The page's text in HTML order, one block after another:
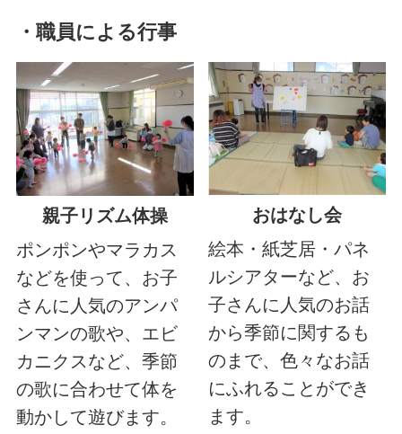
・職員による行事
親子リズム体操
ポンポンやマラカス
などを使って、お子
さんに人気のアンパ
ンマンの歌や、エビ
カニクスなど、季節
の歌に合わせて体を
動かして遊びます。
おはなし会
絵本・紙芝居・パネ
ルシアターなど、お
子さんに人気のお話
から季節に関するも
のまで、色々なお話
にふれることができ
ます。